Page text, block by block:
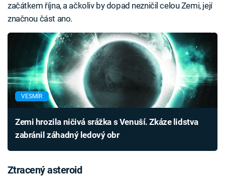
začátkem října, a ačkoliv by dopad nezničil celou Zemi, její
značnou část ano.
VESMÍR
Zemi hrozila ničivá srážka s Venuší. Zkáze lidstva
zabránil záhadný ledový obr
Ztracený asteroid